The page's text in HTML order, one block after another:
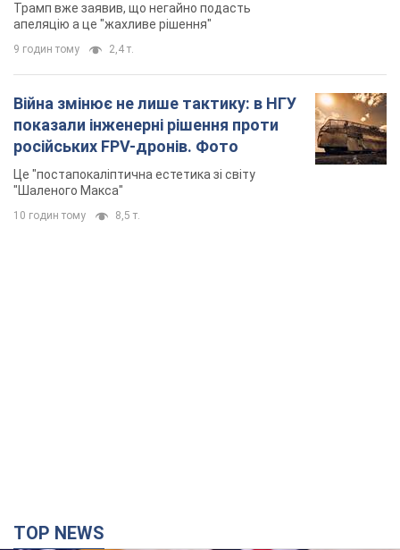
Трамп вже заявив, що негайно подасть
апеляцію а це "жахливе рішення"
9 годин тому 2,4 т.
Війна змінює не лише тактику: в НГУ
показали інженерні рішення проти
російських FPV-дронів. Фото
Це "постапокаліптична естетика зі світу
"Шаленого Макса"
10 годин тому 8,5 т.
TOP NEWS